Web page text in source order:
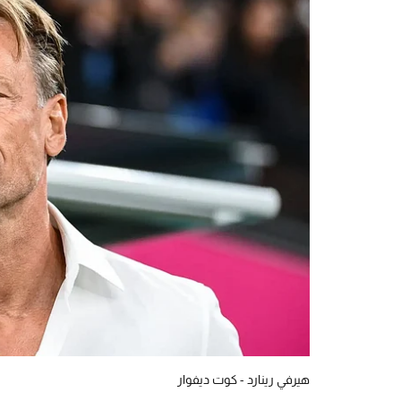
هيرفي رينارد - كوت ديفوار